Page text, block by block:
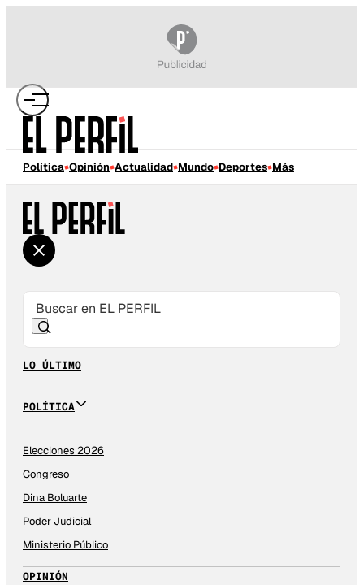
Política Opinión Actualidad Mundo Deportes Más
LO ÚLTIMO
POLÍTICA
Elecciones 2026
Congreso
Dina Boluarte
Poder Judicial
Ministerio Público
OPINIÓN